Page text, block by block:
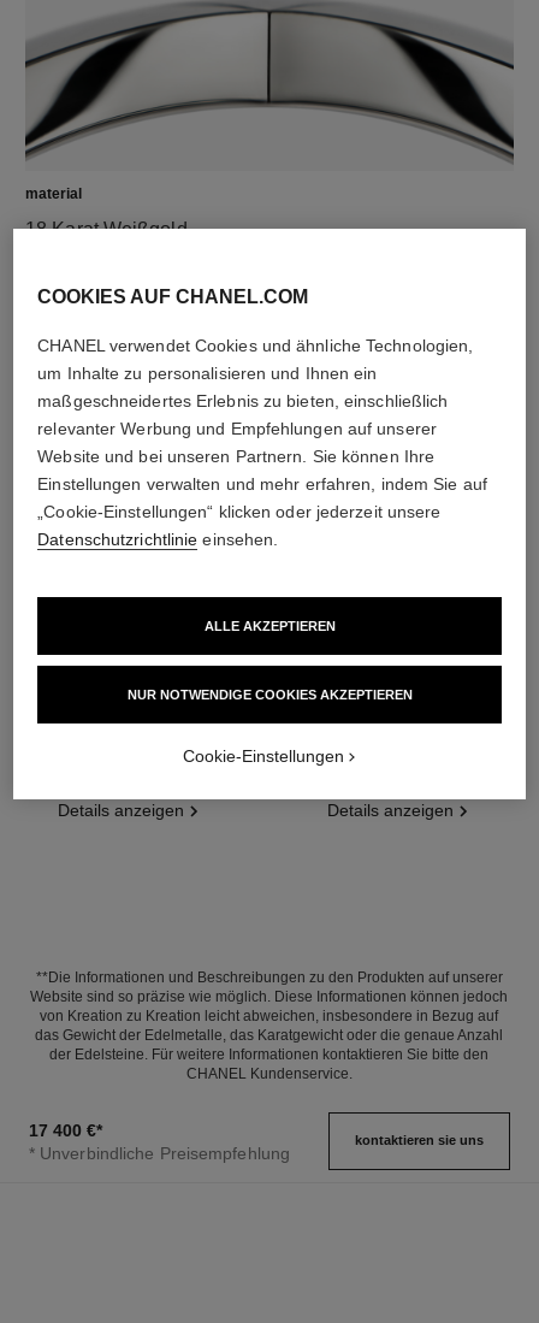
material
18 Karat Weißgold
eternal n°5 ring
18 Karat Weißgold, Diamanten
Details anzeigen
eternal n°5 collier
18 Karat Weißgold, Diamanten
Details anzeigen
**Die Informationen und Beschreibungen zu den Produkten auf unserer
Website sind so präzise wie möglich. Diese Informationen können jedoch
von Kreation zu Kreation leicht abweichen, insbesondere in Bezug auf
das Gewicht der Edelmetalle, das Karatgewicht oder die genaue Anzahl
der Edelsteine. Für weitere Informationen kontaktieren Sie bitte den
CHANEL Kundenservice.
17 400 €*
* Unverbindliche Preisempfehlung
kontaktieren sie uns
COOKIES AUF CHANEL.COM
CHANEL verwendet Cookies und ähnliche Technologien,
um Inhalte zu personalisieren und Ihnen ein
maßgeschneidertes Erlebnis zu bieten, einschließlich
relevanter Werbung und Empfehlungen auf unserer
Website und bei unseren Partnern. Sie können Ihre
Einstellungen verwalten und mehr erfahren, indem Sie auf
„Cookie-Einstellungen“ klicken oder jederzeit unsere
Datenschutzrichtlinie einsehen.
NUR NOTWENDIGE COOKIES AKZEPTIEREN
ALLE AKZEPTIEREN
Cookie-Einstellungen